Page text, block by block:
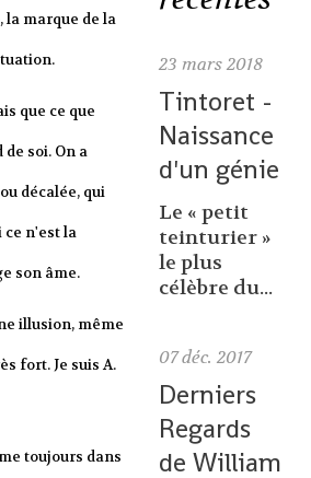
la marque de la
que ce que
soi. On a
décalée, qui
n'est la
son âme.
illusion, même
fort.Je suis A.
toujours dans
23 mars 2018
Tintoret -
Naissance
d'un génie
Le « petit
teinturier »
le plus
célèbre du...
07 déc. 2017
Derniers
Regards
de William